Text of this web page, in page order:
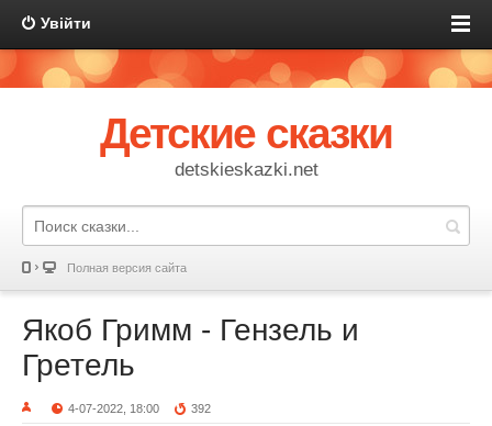
Увійти
Детские сказки
detskieskazki.net
Полная версия сайта
Якоб Гримм - Гензель и
Гретель
4-07-2022, 18:00 392